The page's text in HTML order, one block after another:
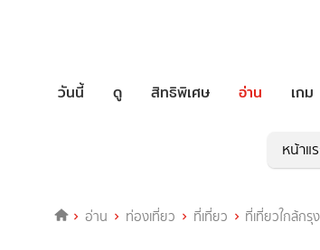
วันนี้ ดู สิทธิพิเศษ อ่าน เกม
หน้าแ
อ่าน ท่องเที่ยว ที่เที่ยว ที่เที่ยวใกล้กรุ